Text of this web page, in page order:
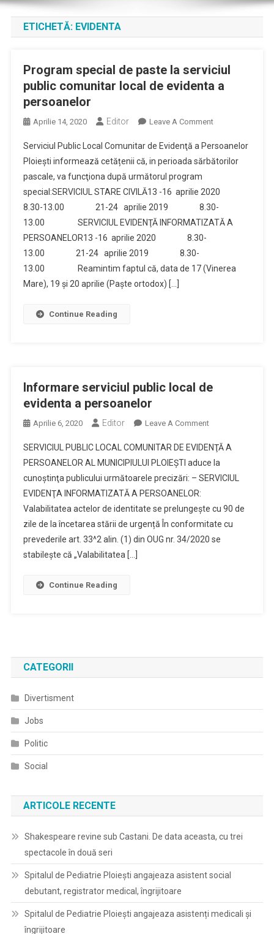
ETICHETĂ: EVIDENTA
Program special de paste la serviciul
public comunitar local de evidenta a
persoanelor
Aprilie 14, 2020 Editor Leave A CommentOn
Special
De
La
Serviciul
Public
Serviciul Public Local Comunitar de Evidenţă a Persoanelor
Ploieşti informează cetățenii că, in perioada sărbătorilor
pascale, va funcţiona după următorul program
special:SERVICIUL STARE CIVILĂ13 -16 aprilie 2020
8.30-13.00 21-24 aprilie 2019 8.30-
13.00 SERVICIUL EVIDENŢĂ INFORMATIZATĂ A
PERSOANELOR13 -16 aprilie 2020 8.30-
13.00 21-24 aprilie 2019 8.30-
13.00 Reamintim faptul că, data de 17 (Vinerea
Mare), 19 și 20 aprilie (Paște ortodox) […]
Continue Reading
Informare serviciul public local de
evidenta a persoanelor
Aprilie 6, 2020 Editor Leave A CommentOn
Serviciul
Public
Local
Evidenta
A
Persoanelor
SERVICIUL PUBLIC LOCAL COMUNITAR DE EVIDENŢĂ A
PERSOANELOR AL MUNICIPIULUI PLOIEŞTI aduce la
cunoştinţa publicului următoarele precizări: – SERVICIUL
EVIDENŢA INFORMATIZATĂ A PERSOANELOR:
Valabilitatea actelor de identitate se prelungește cu 90 de
zile de la încetarea stării de urgență În conformitate cu
prevederile art. 33^2 alin. (1) din OUG nr. 34/2020 se
stabilește că „Valabilitatea […]
Continue Reading
CATEGORII
Divertisment
Jobs
Politic
Social
ARTICOLE RECENTE
Shakespeare revine sub Castani. De data aceasta, cu trei
spectacole în două seri
Spitalul de Pediatrie Ploieşti angajeaza asistent social
debutant, registrator medical, îngrijitoare
Spitalul de Pediatrie Ploieşti angajeaza asistenți medicali și
îngrijitoare